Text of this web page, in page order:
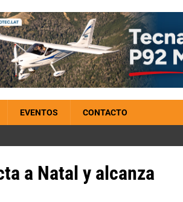
EVENTOS CONTACTO
a Natal y alcanza